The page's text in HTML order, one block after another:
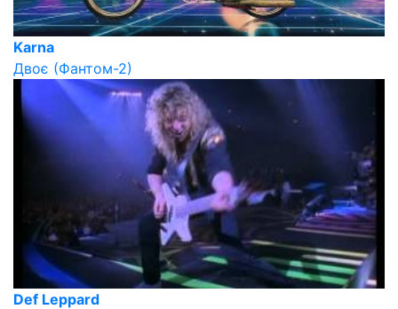
Karna
Двоє (Фантом-2)
Def Leppard